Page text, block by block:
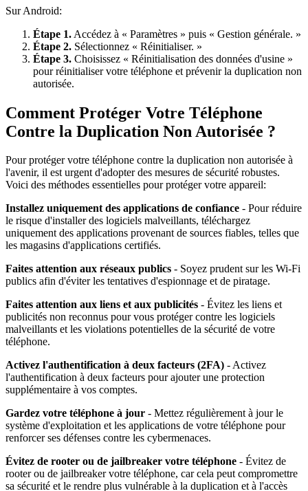
Sur Android:
Étape 1. Accédez à « Paramètres » puis « Gestion générale. »
Étape 2. Sélectionnez « Réinitialiser. »
Étape 3. Choisissez « Réinitialisation des données d'usine »
pour réinitialiser votre téléphone et prévenir la duplication non
autorisée.
Comment Protéger Votre Téléphone
Contre la Duplication Non Autorisée ?
Pour protéger votre téléphone contre la duplication non autorisée à
l'avenir, il est urgent d'adopter des mesures de sécurité robustes.
Voici des méthodes essentielles pour protéger votre appareil:
Installez uniquement des applications de confiance - Pour réduire
le risque d'installer des logiciels malveillants, téléchargez
uniquement des applications provenant de sources fiables, telles que
les magasins d'applications certifiés.
Faites attention aux réseaux publics - Soyez prudent sur les Wi-Fi
publics afin d'éviter les tentatives d'espionnage et de piratage.
Faites attention aux liens et aux publicités - Évitez les liens et
publicités non reconnus pour vous protéger contre les logiciels
malveillants et les violations potentielles de la sécurité de votre
téléphone.
Activez l'authentification à deux facteurs (2FA) - Activez
l'authentification à deux facteurs pour ajouter une protection
supplémentaire à vos comptes.
Gardez votre téléphone à jour - Mettez régulièrement à jour le
système d'exploitation et les applications de votre téléphone pour
renforcer ses défenses contre les cybermenaces.
Évitez de rooter ou de jailbreaker votre téléphone - Évitez de
rooter ou de jailbreaker votre téléphone, car cela peut compromettre
sa sécurité et le rendre plus vulnérable à la duplication et à l'accès